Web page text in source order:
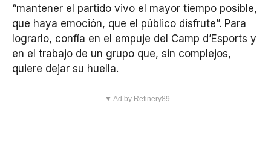
“mantener el partido vivo el mayor tiempo posible,
que haya emoción, que el público disfrute”. Para
lograrlo, confía en el empuje del Camp d’Esports y
en el trabajo de un grupo que, sin complejos,
quiere dejar su huella.
▼ Ad by Refinery89